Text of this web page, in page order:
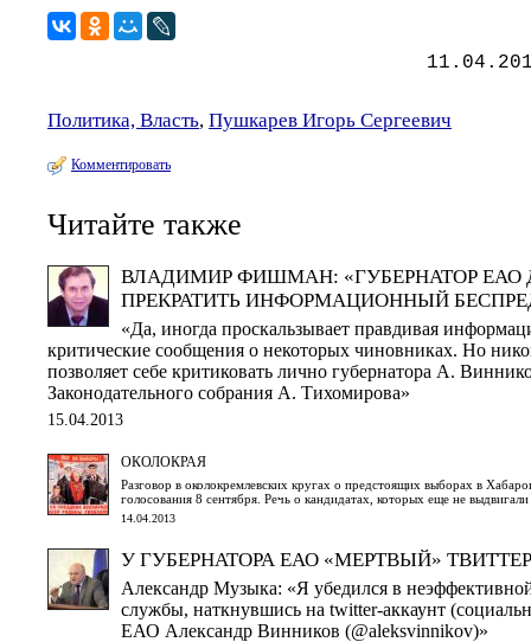
Политика, Власть, Пушкарев Игорь Сергеевич
Комментировать
Читайте также
ВЛАДИМИР ФИШМАН: «ГУБЕРНАТОР ЕАО
ПРЕКРАТИТЬ ИНФОРМАЦИОННЫЙ
«Да, иногда проскальзывает правдивая
критические сообщения о некоторых чиновниках. Но
позволяет себе критиковать лично губернатора А.
Законодательного собрания А. Тихомирова»
15.04.2013
ОКОЛОКРАЯ
Разговор в околокремлевских кругах о предстоящих выборах в
голосования 8 сентября. Речь о кандидатах, которых еще не
14.04.2013
У ГУБЕРНАТОРА ЕАО «МЕРТВЫЙ» ТВИТТЕР
Александр Музыка: «Я убедился в
службы, наткнувшись на twitter-аккаунт
ЕАО Александр Винников (@aleksvinnikov)»